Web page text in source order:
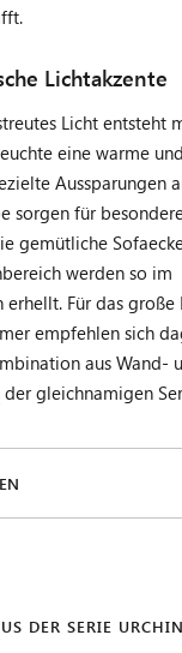
Lichtakzente
Licht entsteht
eine warme
Aussparungen
sorgen für
gemütliche
werden so im
Für das große
empfehlen sich
aus Wand-
der gleichnamigen
DER SERIE URCHIN